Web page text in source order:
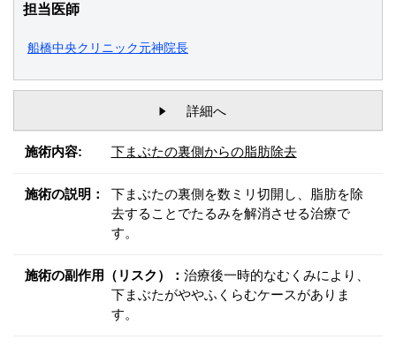
担当医師
船橋中央クリニック元神院長
詳細へ
施術内容: 下まぶたの裏側からの脂肪除去
施術の説明：
下まぶたの裏側を数ミリ切開し、脂肪を除
去することでたるみを解消させる治療で
す。
施術の副作用（リスク）： 治療後一時的なむくみにより、
下まぶたがややふくらむケースがありま
す。